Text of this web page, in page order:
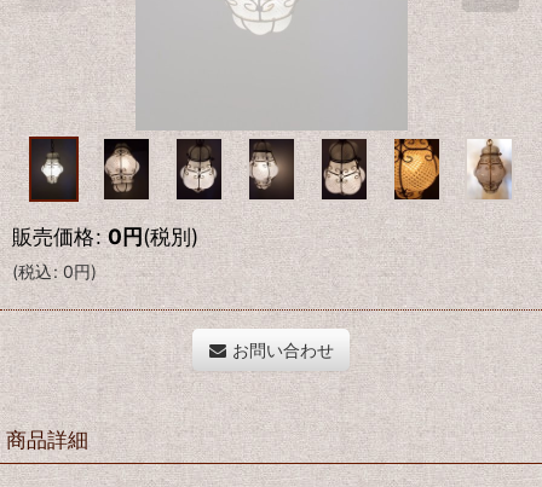
販売価格: 0円(税別)
(税込: 0円)
お問い合わせ
商品詳細